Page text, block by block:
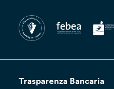
Trasparenza Bancaria